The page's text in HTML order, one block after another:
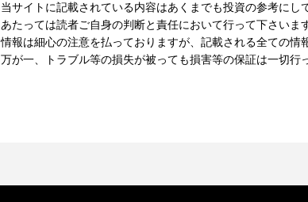
当サイトに記載されている内容はあくまでも投資の参考にし
あたっては読者ご自身の判断と責任において行って下さい
情報は細心の注意を払っておりますが、記載される全ての情
万が一、トラブル等の損失が被っても損害等の保証は一切行